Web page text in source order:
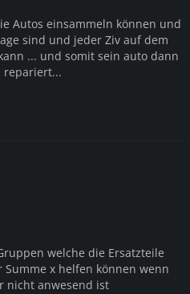
Autos einsammeln können und
sind und jeder Ziv auf dem
... und somit sein auto dann
welche die Ersatzteile
x helfen können wenn
nicht anwesend ist